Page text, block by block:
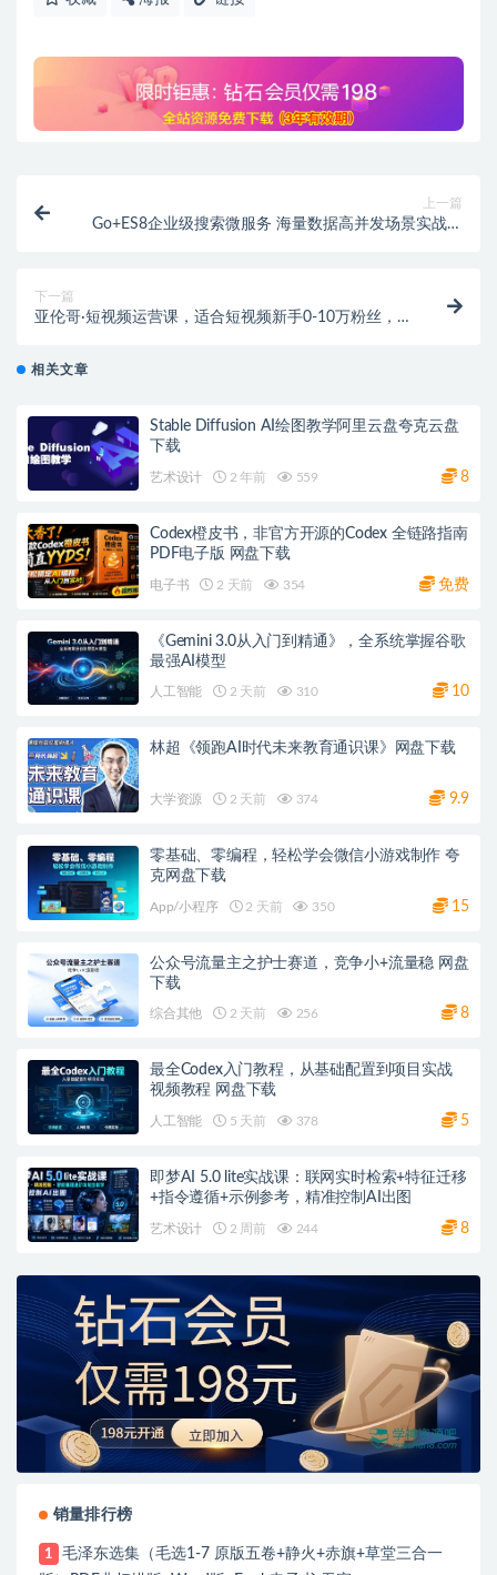
上一篇
Go+ES8企业级搜索微服务 海量数据高并发场景实战教
下一篇
亚伦哥·短视频运营课，适合短视频新手0-10万粉丝，
相关文章
Stable Diffusion AI绘图教学阿里云盘夸克云盘
下载
艺术设计 2 年前 559 8
Codex橙皮书，非官方开源的Codex 全链路指南
PDF电子版 网盘下载
电子书 2 天前 354 免费
《Gemini 3.0从入门到精通》，全系统掌握谷歌
最强AI模型
人工智能 2 天前 310 10
林超《领跑AI时代未来教育通识课》网盘下载
大学资源 2 天前 374 9.9
零基础、零编程，轻松学会微信小游戏制作 夸
克网盘下载
App/小程序 2 天前 350 15
公众号流量主之护士赛道，竞争小+流量稳 网盘
下载
综合其他 2 天前 256 8
最全Codex入门教程，从基础配置到项目实战
视频教程 网盘下载
人工智能 5 天前 378 5
即梦AI 5.0 lite实战课：联网实时检索+特征迁移
+指令遵循+示例参考，精准控制AI出图
艺术设计 2 周前 244 8
销量排行榜
1
毛泽东选集（毛选1-7 原版五卷+静火+赤旗+草堂三合一